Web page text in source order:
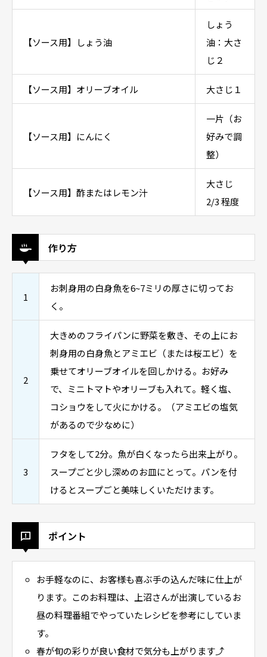
【ソース用】しょう油
しょう
油：大さ
じ２
【ソース用】オリーブオイル 大さじ１
【ソース用】にんにく
一片（お
好みで調
整）
【ソース用】酢またはレモン汁
大さじ
2/3 程度
作り方
1
お刺身用の白身魚を6~7ミリの厚さに切ってお
く。
2
大きめのフライパンに野菜を敷き、その上にお
刺身用の白身魚とアミエビ（または桜エビ）を
乗せてオリーブオイルを回しかける。お好み
で、ミニトマトやオリーブも入れて。軽く塩、
コショウをして火にかける。（アミエビの塩気
があるので少なめに）
3
フタをして2分。魚が白くなったら出来上がり。
スープごと少し深めのお皿にとって。パンを付
けるとスープごと美味しくいただけます。
ポイント
お手軽なのに、お客様も喜ぶ手の込んだ味に仕上が
ります。このお料理は、上沼さんが出演しているお
昼の料理番組でやっていたレシピを参考にしていま
す。
春が旬の彩りが良い食材で気分も上がります⤴